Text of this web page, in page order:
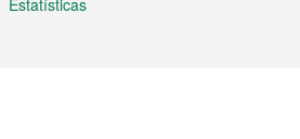
Estatísticas